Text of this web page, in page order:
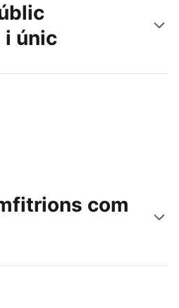
i únic
mateix
com
tu